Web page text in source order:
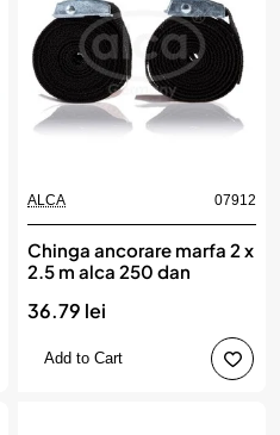
ALCA 07912
Chinga ancorare marfa 2 x
2.5 m alca 250 dan
36.79 lei
Add to Cart